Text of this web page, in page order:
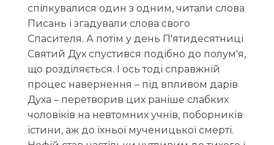
спілкувалися один з одним, читали слова
Писань і згадували слова свого
Спасителя. А потім у день П'ятидесятниці
Святий Дух спустився подібно до полум'я,
що розділяється. І ось тоді справжній
процес навернення – під впливом дарів
Духа – перетворив цих раніше слабких
чоловіків на невтомних учнів, поборників
істини, аж до їхньої мученицької смерті.